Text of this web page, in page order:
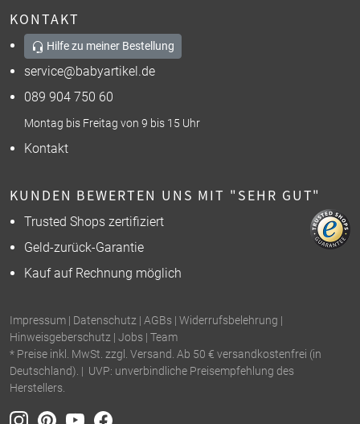
KONTAKT
Hilfe zu meiner Bestellung
service@babyartikel.de
089 904 750 60
Montag bis Freitag von 9 bis 15 Uhr
Kontakt
KUNDEN BEWERTEN UNS MIT "SEHR GUT"
Trusted Shops zertifiziert
Geld-zurück-Garantie
Kauf auf Rechnung möglich
Impressum | Datenschutz | AGBs | Widerrufsbelehrung |
Hinweisgeberschutz | Jobs | Team
* Preise inkl. MwSt. zzgl. Versand. Ab 50 € versandkostenfrei (in
Deutschland). | UVP: unverbindliche Preisempfehlung des
Herstellers.